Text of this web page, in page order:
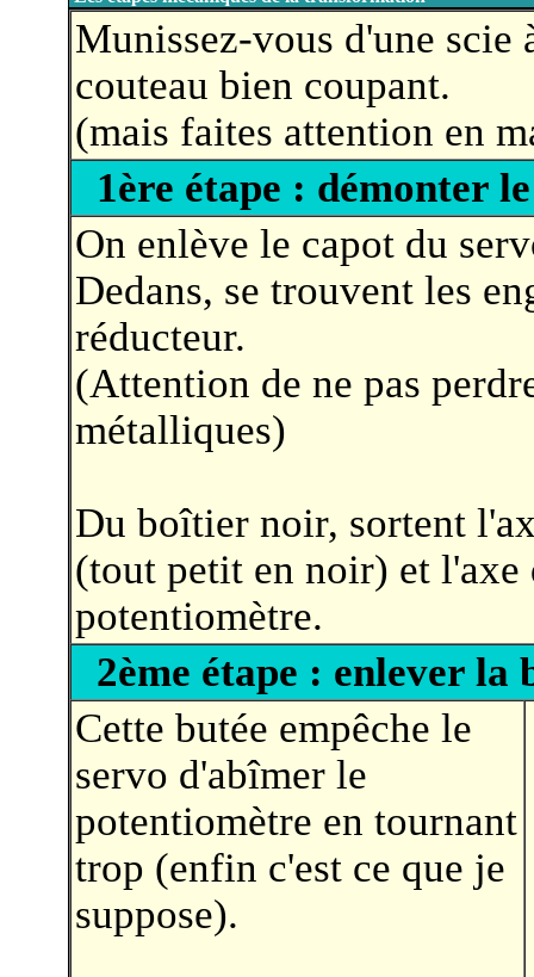
Munissez-vous d'une scie
couteau bien coupant.
(mais faites attention en
1ère étape : démonter
On enlève le capot du
Dedans, se trouvent les
réducteur.
(Attention de ne pas
métalliques)
Du boîtier noir, sortent
(tout petit en noir) et l'axe
potentiomètre.
2ème étape : enlever la
Cette butée empêche le
servo d'abîmer le
potentiomètre en tournant
trop (enfin c'est ce que je
suppose).